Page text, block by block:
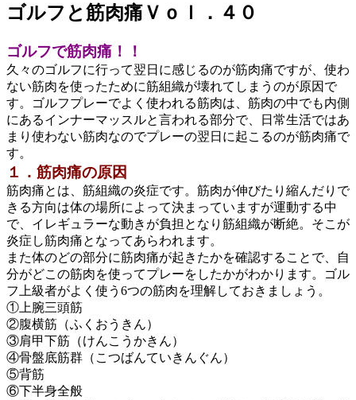
ゴルフと筋肉痛Ｖｏｌ．４０
ゴルフで筋肉痛！！
久々のゴルフに行って翌日に感じるのが筋肉痛ですが、使わ
ない筋肉を使ったために筋組織が壊れてしまうのが原因で
す。ゴルフプレーでよく使われる筋肉は、筋肉の中でも内側
にあるインナーマッスルと言われる部分で、日常生活ではあ
まり使わない筋肉なのでプレーの翌日に起こるのが筋肉痛で
す。
１．筋肉痛の原因
筋肉痛とは、筋組織の炎症です。筋肉が伸びたり縮んだりで
きる方向は体の場所によって決まっていますが運動する中
で、イレギュラーな動きが負担となり筋組織が断絶。そこが
炎症し筋肉痛となってあらわれます。
また体のどの部分に筋肉痛が起きたかを確認することで、自
分がどこの筋肉を使ってプレーをしたかがわかります。ゴル
フ上級者がよく使う6つの筋肉を理解しておきましょう。
① 上腕三頭筋
②腹横筋（ふくおうきん）
③肩甲下筋（けんこうかきん）
④骨盤底筋群（こつばんていきんぐん）
⑤背筋
⑥下半身全般